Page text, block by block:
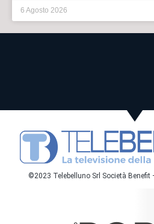
6 Agosto 2026
©2023 Telebelluno Srl Società